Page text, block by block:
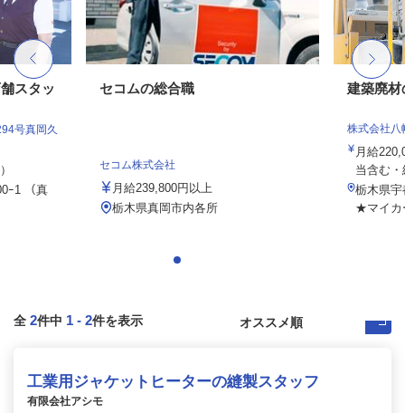
スタッ
号真岡久
ｰ1 （真
セコムの総合職
セコム株式会社
月給239,800円以上
栃木県真岡市内各所
建築廃材
株式会社八
月給
当含む
栃木県
★マイカ
全 2件中 1 - 2件を表示
工業用ジャケットヒーターの縫製スタッフ
有限会社アシモ